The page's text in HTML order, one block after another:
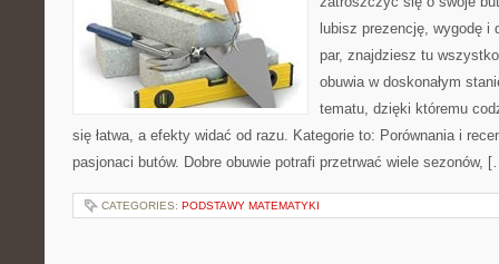
lubisz prezencję, wygodę i
par, znajdziesz tu
obuwia w doskonałym
tematu, dzięki któremu
się łatwa, a efekty widać od razu. Kategorie to: Porównania i
pasjonaci butów. Dobre obuwie potrafi przetrwać wiele sezonów,
CATEGORIES: PODSTAWY MATEMATYKI